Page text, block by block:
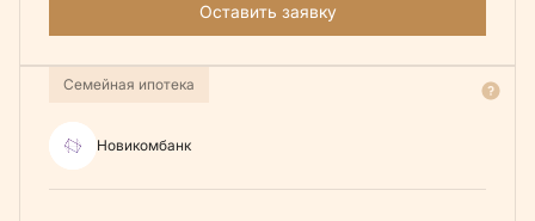
Оставить заявку
Семейная ипотека
Новикомбанк